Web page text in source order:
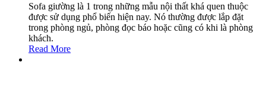
Sofa giường là 1 trong những mẫu nội thất khá quen thuộc
được sử dụng phổ biến hiện nay. Nó thường được lắp đặt
trong phòng ngủ, phòng đọc báo hoặc cũng có khi là phòng
khách.
Read More